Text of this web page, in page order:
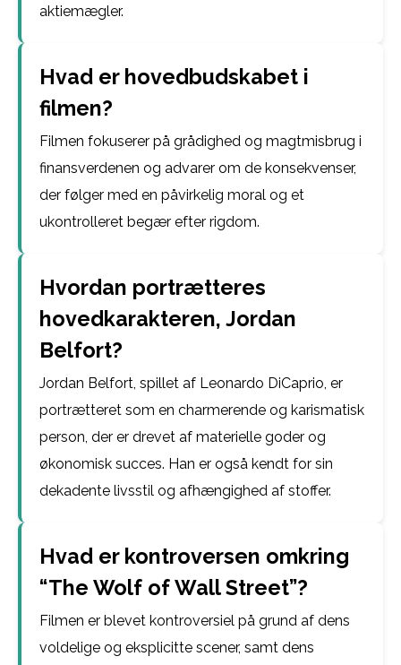
aktiemægler.
Hvad er hovedbudskabet i
filmen?
Filmen fokuserer på grådighed og magtmisbrug i
finansverdenen og advarer om de konsekvenser,
der følger med en påvirkelig moral og et
ukontrolleret begær efter rigdom.
Hvordan portrætteres
hovedkarakteren, Jordan
Belfort?
Jordan Belfort, spillet af Leonardo DiCaprio, er
portrætteret som en charmerende og karismatisk
person, der er drevet af materielle goder og
økonomisk succes. Han er også kendt for sin
dekadente livsstil og afhængighed af stoffer.
Hvad er kontroversen omkring
“The Wolf of Wall Street”?
Filmen er blevet kontroversiel på grund af dens
voldelige og eksplicitte scener, samt dens